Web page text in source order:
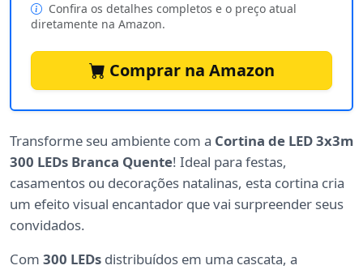
Confira os detalhes completos e o preço atual
diretamente na Amazon.
Comprar na Amazon
Transforme seu ambiente com a Cortina de LED 3x3m
300 LEDs Branca Quente! Ideal para festas,
casamentos ou decorações natalinas, esta cortina cria
um efeito visual encantador que vai surpreender seus
convidados.
Com 300 LEDs distribuídos em uma cascata, a